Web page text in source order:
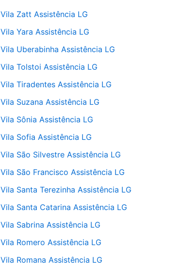
Vila Zatt Assistência LG
Vila Yara Assistência LG
Vila Uberabinha Assistência LG
Vila Tolstoi Assistência LG
Vila Tiradentes Assistência LG
Vila Suzana Assistência LG
Vila Sônia Assistência LG
Vila Sofia Assistência LG
Vila São Silvestre Assistência LG
Vila São Francisco Assistência LG
Vila Santa Terezinha Assistência LG
Vila Santa Catarina Assistência LG
Vila Sabrina Assistência LG
Vila Romero Assistência LG
Vila Romana Assistência LG